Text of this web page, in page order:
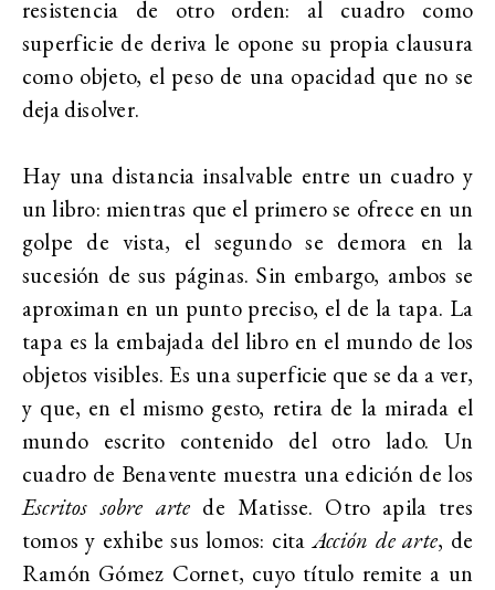
resistencia de otro orden: al cuadro como
superficie de deriva le opone su propia clausura
como objeto, el peso de una opacidad que no se
deja disolver.
Hay una distancia insalvable entre un cuadro y
un libro: mientras que el primero se ofrece en un
golpe de vista, el segundo se demora en la
sucesión de sus páginas. Sin embargo, ambos se
aproximan en un punto preciso, el de la tapa. La
tapa es la embajada del libro en el mundo de los
objetos visibles. Es una superficie que se da a ver,
y que, en el mismo gesto, retira de la mirada el
mundo escrito contenido del otro lado. Un
cuadro de Benavente muestra una edición de los
Escritos sobre arte de Matisse. Otro apila tres
tomos y exhibe sus lomos: citaAcción de arte, de
Ramón Gómez Cornet, cuyo título remite a un